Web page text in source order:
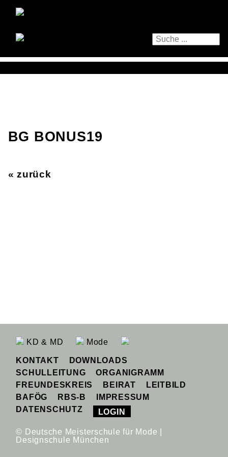
BG BONUS19
« zurück
KD & MD Mode
KONTAKT
DOWNLOADS
SCHULLEITUNG
ORGANIGRAMM
FREUNDESKREIS
BEIRAT
LEITBILD
BAFÖG
RBS-B
IMPRESSUM
DATENSCHUTZ
LOGIN
© Deutsche Meisterschule für Mode |
Designschule München